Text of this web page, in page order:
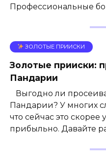
Профессиональные
ЗОЛОТЫЕ ПРИИСКИ
Золотые прииски:
Пандарии
Выгодно ли
Пандарии? У многих
что сейчас это скорее
прибыльно. Давайте